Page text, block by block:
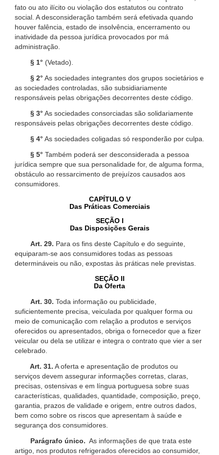
fato ou ato ilícito ou violação dos estatutos ou contrato
social. A desconsideração também será efetivada quando
houver falência, estado de insolvência, encerramento ou
inatividade da pessoa jurídica provocados por má
administração.
§ 1° (Vetado).
§ 2° As sociedades integrantes dos grupos societários e
as sociedades controladas, são subsidiariamente
responsáveis pelas obrigações decorrentes deste código.
§ 3° As sociedades consorciadas são solidariamente
responsáveis pelas obrigações decorrentes deste código.
§ 4° As sociedades coligadas só responderão por culpa.
§ 5° Também poderá ser desconsiderada a pessoa
jurídica sempre que sua personalidade for, de alguma forma,
obstáculo ao ressarcimento de prejuízos causados aos
consumidores.
CAPÍTULO V
Das Práticas Comerciais
SEÇÃO I
Das Disposições Gerais
Art. 29. Para os fins deste Capítulo e do seguinte,
equiparam-se aos consumidores todas as pessoas
determináveis ou não, expostas às práticas nele previstas.
SEÇÃO II
Da Oferta
Art. 30. Toda informação ou publicidade,
suficientemente precisa, veiculada por qualquer forma ou
meio de comunicação com relação a produtos e serviços
oferecidos ou apresentados, obriga o fornecedor que a fizer
veicular ou dela se utilizar e integra o contrato que vier a ser
celebrado.
Art. 31. A oferta e apresentação de produtos ou
serviços devem assegurar informações corretas, claras,
precisas, ostensivas e em língua portuguesa sobre suas
características, qualidades, quantidade, composição, preço,
garantia, prazos de validade e origem, entre outros dados,
bem como sobre os riscos que apresentam à saúde e
segurança dos consumidores.
Parágrafo único. As informações de que trata este
artigo, nos produtos refrigerados oferecidos ao consumidor,